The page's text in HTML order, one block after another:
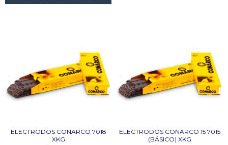
ELECTRODOS CONARCO 7018
XKG
ELECTRODOS CONARCO 15 7015
(BÁSICO) XKG